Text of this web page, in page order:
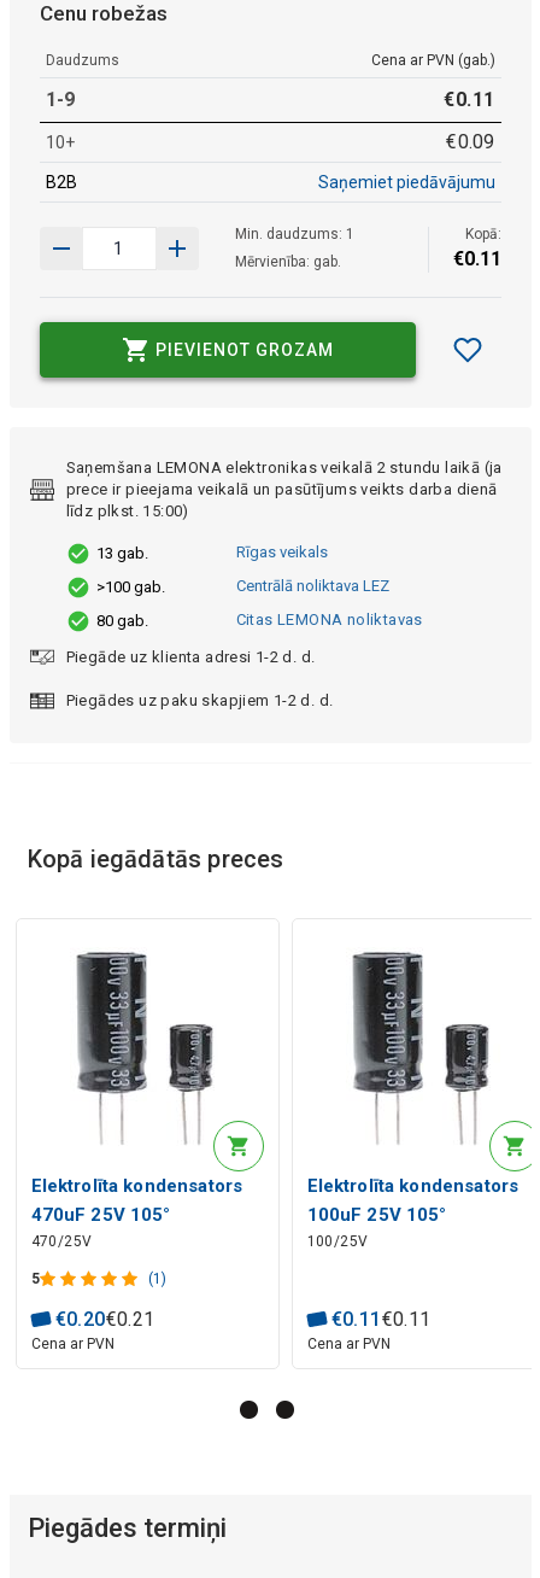
Cenu robežas
Daudzums Cena ar PVN (gab.)
1-9 €0.11
10+ €0.09
B2B Saņemiet piedāvājumu
Min. daudzums: 1
Mērvienība: gab.
Kopā:
€0.11
PIEVIENOT GROZAM
Saņemšana LEMONA elektronikas veikalā 2 stundu laikā (ja
prece ir pieejama veikalā un pasūtījums veikts darba dienā
līdz plkst. 15:00)
13 gab.
Rīgas veikals
>100 gab.
Centrālā noliktava LEZ
80 gab.
Citas LEMONA noliktavas
Piegāde uz klienta adresi 1-2 d. d.
Piegādes uz paku skapjiem 1-2 d. d.
Kopā iegādātās preces
Elektrolīta kondensators
470uF 25V 105°
10X16mm RoHS
470/25V
5 (1)
€0.20€0.21
Cena ar PVN
Elektrolīta kondensators
100uF 25V 105°
6.3x11mm RoHS
100/25V
€0.11 €0.11
Cena ar PVN
Piegādes termiņi